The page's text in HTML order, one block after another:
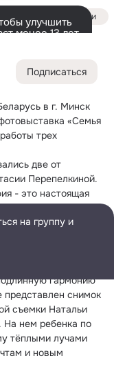
Подписаться
в г. Минск
«Семья
трех
две от
Перепелкиной.
- это настоящая
возможность
чтобы это
души наполняет
Гущанская.
большие
гармонию
представлен снимок
съемки Натальи
На нем ребенка по
тёплыми лучами
и новым
Войти
улучшить
менее 13 лет,
12K Ещё
на группу и